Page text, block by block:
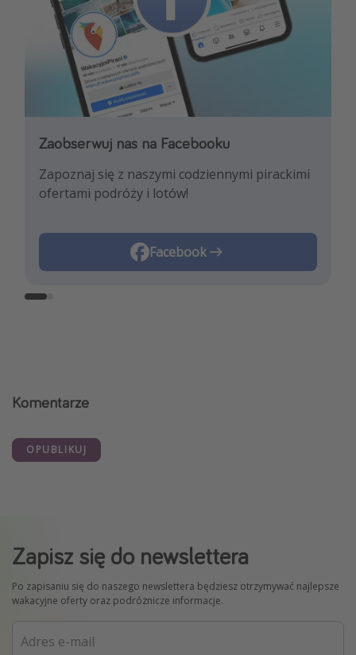
Zaobserwuj nas na Facebooku
Zapoznaj się z naszymi codziennymi pirackimi
ofertami podróży i lotów!
Facebook
Zaobserwuj nas na Instagramie
Pozwól nam zainspirować Cię najnowszymi
trendami i najlepszymi ofertami
Instagram
Komentarze
OPUBLIKUJ
Zapisz się do newslettera
Po zapisaniu się do naszego newslettera będziesz otrzymywać najlepsze
wakacyjne oferty oraz podróżnicze informacje.